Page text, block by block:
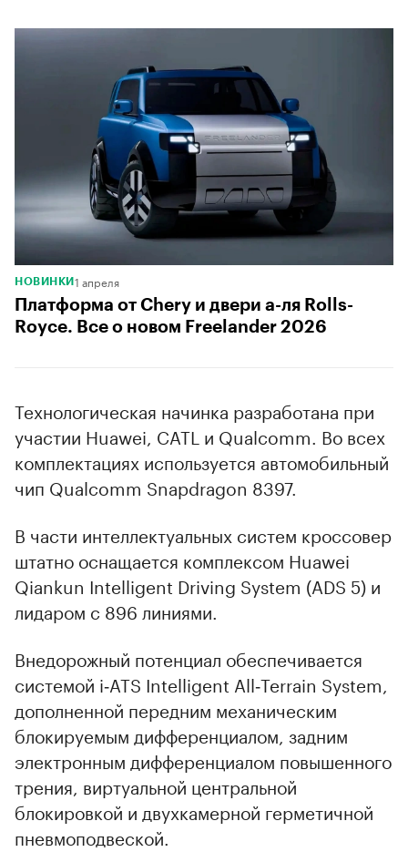
НОВИНКИ 1 апреля
Платформа от Chery и двери а-ля Rolls-
Royce. Все о новом Freelander 2026
Технологическая начинка разработана при
участии Huawei, CATL и Qualcomm. Во всех
комплектациях используется автомобильный
чип Qualcomm Snapdragon 8397.
В части интеллектуальных систем кроссовер
штатно оснащается комплексом Huawei
Qiankun Intelligent Driving System (ADS 5) и
лидаром с 896 линиями.
Внедорожный потенциал обеспечивается
системой i‑ATS Intelligent All‑Terrain System,
дополненной передним механическим
блокируемым дифференциалом, задним
электронным дифференциалом повышенного
трения, виртуальной центральной
блокировкой и двухкамерной герметичной
пневмоподвеской.